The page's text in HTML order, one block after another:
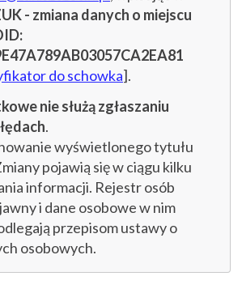
- zmiana danych o miejscu
do schowka].
nie służą zgłaszaniu
.
wyświetlonego tytułu
pojawią się w ciągu kilku
informacji. Rejestr osób
i dane osobowe w nim
przepisom ustawy o
osobowych.